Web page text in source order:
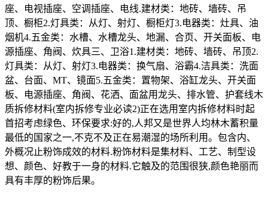
座、电视插座、空调插座、电线.建材类：地砖、墙砖、吊
顶、橱柜2.灯具类：从灯、射灯、橱柜灯3.电器类：灶具、油
烟机4.五金类：水槽、水槽龙头、地漏、合页、开关面板、电
源插座、角阀、炊具三、卫浴1.建材类：地砖、墙砖、吊顶2.
灯具类：从灯、射灯3.电器类：换气扇、浴霸4.洁具类：洗面
盆、台面、MT、镜面5.五金类：置物架、浴缸龙头、开关面
板、电源插座、角阀、花洒、面盆用龙头、排水管、护套线木
质拆修材料(室内拆修专业必读2)正在选用室内拆修材料时起
首招考虑绿色、环保要求:好的,人邦又是世界人均林木蓄积量
最低的国家之一,不克不及正在易潮湿的场所利用。包含内、
外概况止粉饰成效的材料.粉饰材料是集材料、工艺、制型设
想、颜色、好教于一身的材料.它触及的范围很狭,颜色艳丽而
具有丰厚的粉饰后果。